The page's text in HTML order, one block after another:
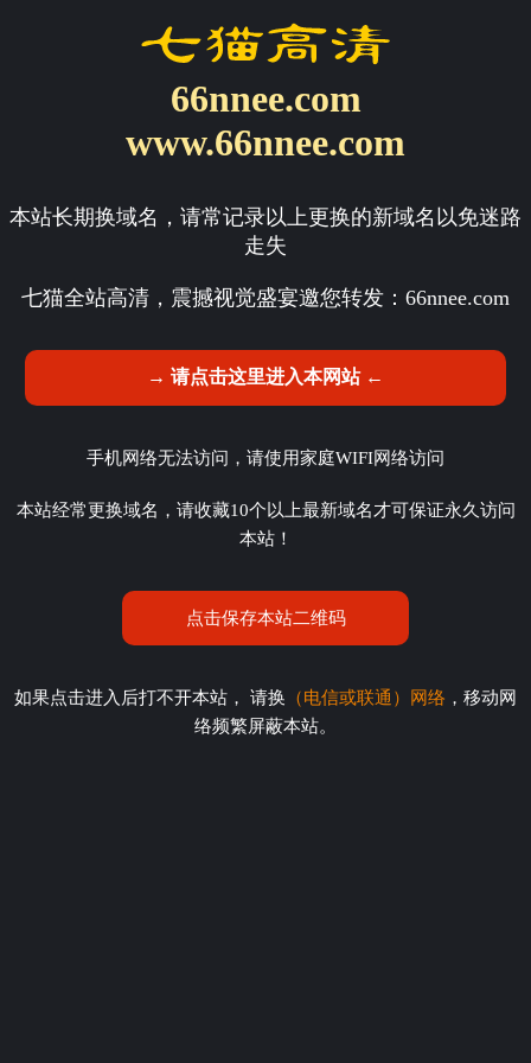
66nnee.com
www.66nnee.com
本站长期换域名，请常记录以上更换的新域名以免迷路
走失
七猫全站高清，震撼视觉盛宴邀您转发： 66nnee.com
→ 请点击这里进入本网站 ←
手机网络无法访问，请使用家庭WIFI网络访问
本站经常更换域名，请收藏10个以上最新域名才可保证永久访问
本站！
点击保存本站二维码
如果点击进入后打不开本站， 请换 （电信或联通）网络 ，移动网
络频繁屏蔽本站。